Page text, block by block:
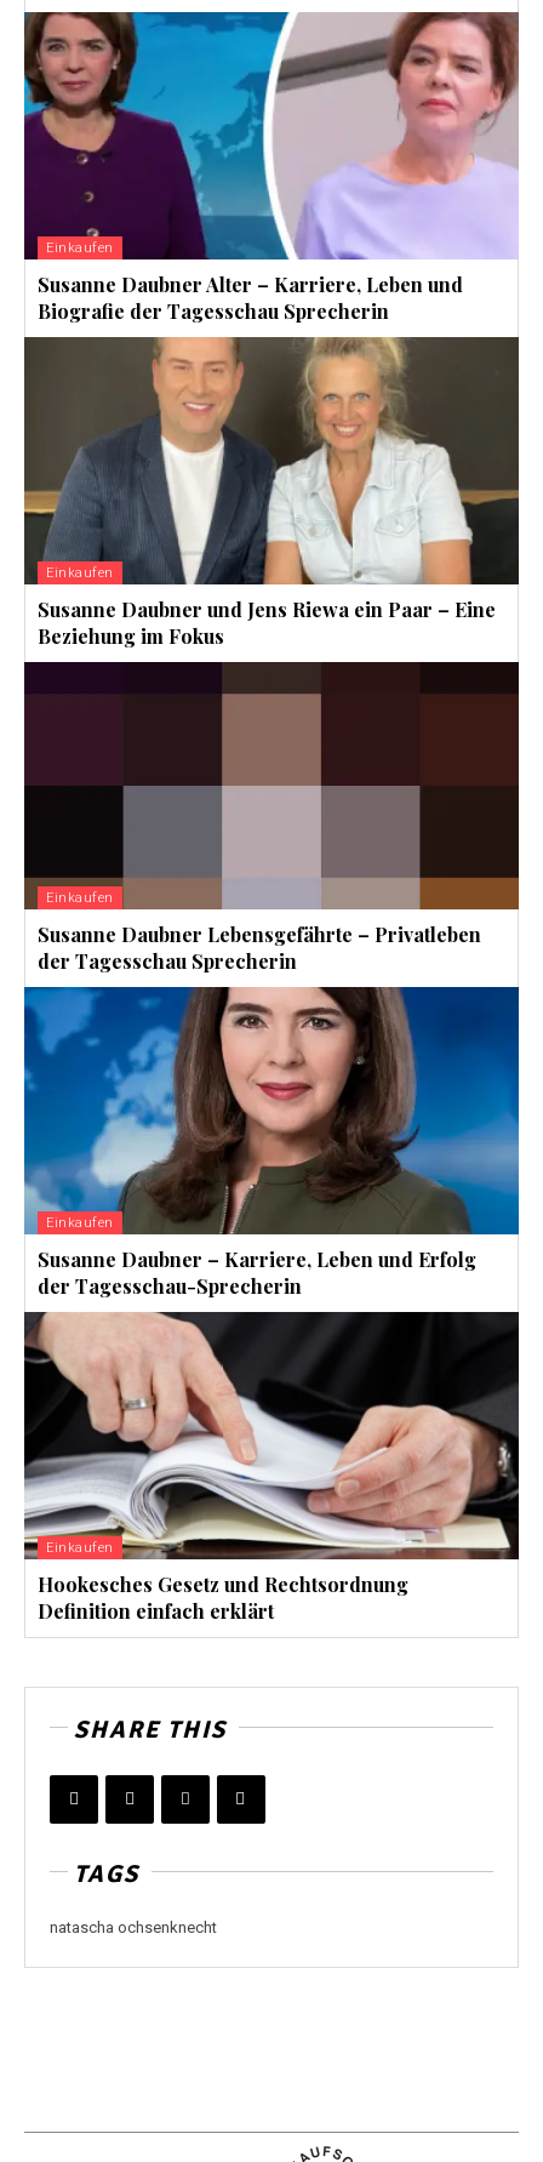
Einkaufen
Susanne Daubner Alter – Karriere, Leben und
Biografie der Tagesschau Sprecherin
Einkaufen
Susanne Daubner und Jens Riewa ein Paar – Eine
Beziehung im Fokus
Einkaufen
Susanne Daubner Lebensgefährte – Privatleben
der Tagesschau Sprecherin
Einkaufen
Susanne Daubner – Karriere, Leben und Erfolg
der Tagesschau-Sprecherin
Einkaufen
Hookesches Gesetz und Rechtsordnung
Definition einfach erklärt
SHARE THIS
TAGS
natascha ochsenknecht